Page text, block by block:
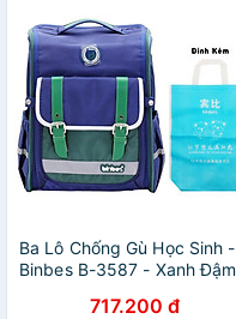
Ba Lô Chống Gù Học Sinh -
Binbes B-3587 - Xanh Đậm
717.200 đ